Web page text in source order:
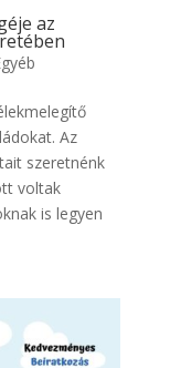
az
Az
szeretnénk
voltak
is legyen